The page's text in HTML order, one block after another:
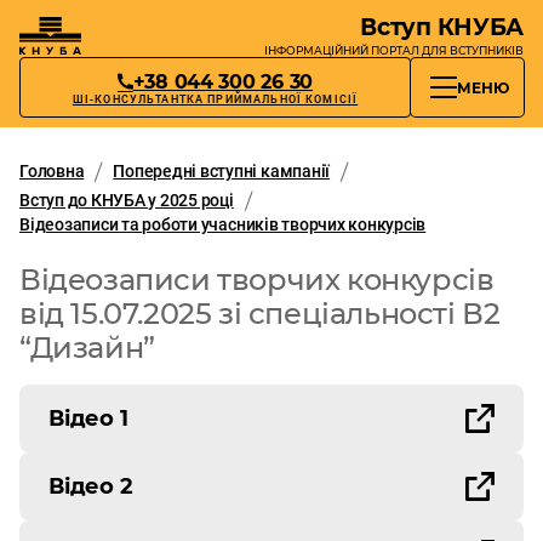
Вступ КНУБА
ІНФОРМАЦІЙНИЙ ПОРТАЛ ДЛЯ ВСТУПНИКІВ
+38 044 300 26 30
ШІ-КОНСУЛЬТАНТКА ПРИЙМАЛЬНОЇ КОМІСІЇ
МЕНЮ
Головна
Попередні вступні кампанії
Вступ до КНУБА у 2025 році
Відеозаписи та роботи учасників творчих конкурсів
Відеозаписи творчих конкурсів
від 15.07.2025 зі спеціальності В2
“Дизайн”
Відео 1
Відео 2